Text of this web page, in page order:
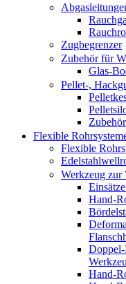
Zugbegrenzer
Zubehör für
Glas-
Pellet-,
Flexible
Flexible
Werkzeug zur
Hand-
Hand-